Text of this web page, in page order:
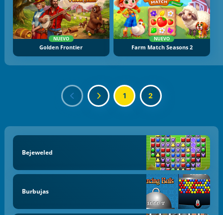
NUEVO
Golden Frontier
NUEVO
Farm Match Seasons 2
1 2
Bejeweled
Burbujas